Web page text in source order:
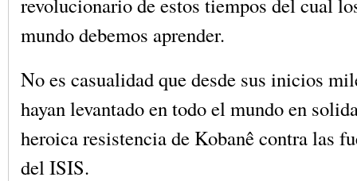
mundo debemos aprender.
No es casualidad que desde sus inicios
hayan levantado en todo el mundo en
heroica resistencia de Kobanê contra las
del ISIS.